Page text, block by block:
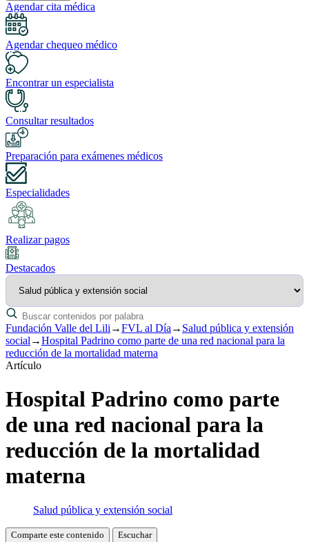
Agendar cita médica
Agendar chequeo médico
Encontrar un especialista
Consultar resultados
Preparación para exámenes médicos
Especialidades
Realizar pagos
Destacados
Fundación Valle del Lili →FVL al Día → Salud pública y extensión
social →Hospital Padrino como parte de una red nacional para la
reducción de la mortalidad materna
Artículo
Hospital Padrino como parte
de una red nacional para la
reducción de la mortalidad
materna
Salud pública y extensión social
Comparte este contenido Escuchar